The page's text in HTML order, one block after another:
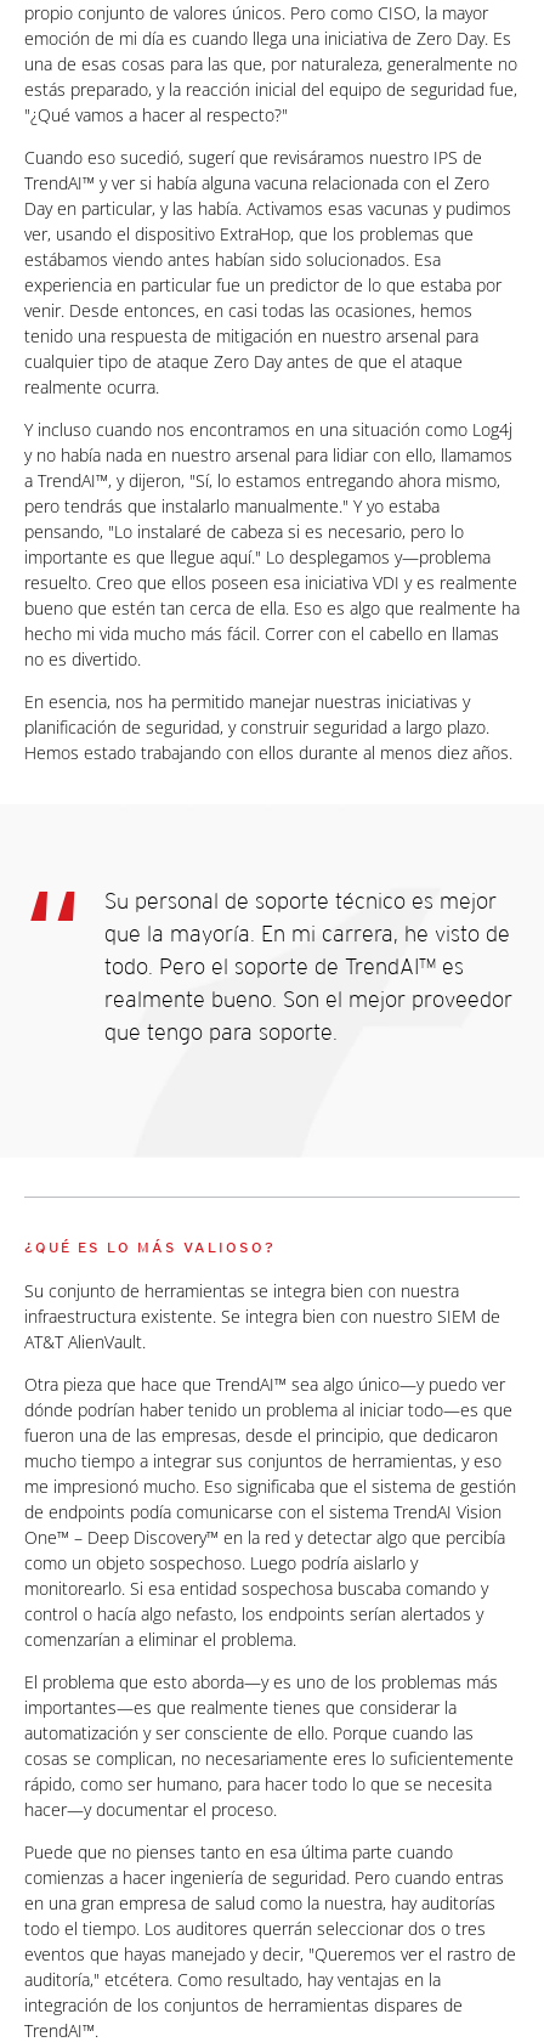
propio conjunto de valores únicos. Pero como CISO, la mayor
emoción de mi día es cuando llega una iniciativa de Zero Day. Es
una de esas cosas para las que, por naturaleza, generalmente no
estás preparado, y la reacción inicial del equipo de seguridad fue,
"¿Qué vamos a hacer al respecto?"
Cuando eso sucedió, sugerí que revisáramos nuestro IPS de
TrendAI™ y ver si había alguna vacuna relacionada con el Zero
Day en particular, y las había. Activamos esas vacunas y pudimos
ver, usando el dispositivo ExtraHop, que los problemas que
estábamos viendo antes habían sido solucionados. Esa
experiencia en particular fue un predictor de lo que estaba por
venir. Desde entonces, en casi todas las ocasiones, hemos
tenido una respuesta de mitigación en nuestro arsenal para
cualquier tipo de ataque Zero Day antes de que el ataque
realmente ocurra.
Y incluso cuando nos encontramos en una situación como Log4j
y no había nada en nuestro arsenal para lidiar con ello, llamamos
a TrendAI™, y dijeron, "Sí, lo estamos entregando ahora mismo,
pero tendrás que instalarlo manualmente." Y yo estaba
pensando, "Lo instalaré de cabeza si es necesario, pero lo
importante es que llegue aquí." Lo desplegamos y—problema
resuelto. Creo que ellos poseen esa iniciativa VDI y es realmente
bueno que estén tan cerca de ella. Eso es algo que realmente ha
hecho mi vida mucho más fácil. Correr con el cabello en llamas
no es divertido.
En esencia, nos ha permitido manejar nuestras iniciativas y
planificación de seguridad, y construir seguridad a largo plazo.
Hemos estado trabajando con ellos durante al menos diez años.
Su personal de soporte técnico es mejor
que la mayoría. En mi carrera, he visto de
todo. Pero el soporte de TrendAI™ es
realmente bueno. Son el mejor proveedor
que tengo para soporte.
¿QUÉ ES LO MÁS VALIOSO?
Su conjunto de herramientas se integra bien con nuestra
infraestructura existente. Se integra bien con nuestro SIEM de
AT&T AlienVault.
Otra pieza que hace que TrendAI™ sea algo único—y puedo ver
dónde podrían haber tenido un problema al iniciar todo—es que
fueron una de las empresas, desde el principio, que dedicaron
mucho tiempo a integrar sus conjuntos de herramientas, y eso
me impresionó mucho. Eso significaba que el sistema de gestión
de endpoints podía comunicarse con el sistema TrendAI Vision
One™ – Deep Discovery™ en la red y detectar algo que percibía
como un objeto sospechoso. Luego podría aislarlo y
monitorearlo. Si esa entidad sospechosa buscaba comando y
control o hacía algo nefasto, los endpoints serían alertados y
comenzarían a eliminar el problema.
El problema que esto aborda—y es uno de los problemas más
importantes—es que realmente tienes que considerar la
automatización y ser consciente de ello. Porque cuando las
cosas se complican, no necesariamente eres lo suficientemente
rápido, como ser humano, para hacer todo lo que se necesita
hacer—y documentar el proceso.
Puede que no pienses tanto en esa última parte cuando
comienzas a hacer ingeniería de seguridad. Pero cuando entras
en una gran empresa de salud como la nuestra, hay auditorías
todo el tiempo. Los auditores querrán seleccionar dos o tres
eventos que hayas manejado y decir, "Queremos ver el rastro de
auditoría," etcétera. Como resultado, hay ventajas en la
integración de los conjuntos de herramientas dispares de
TrendAI™.